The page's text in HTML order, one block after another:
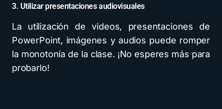
3. Utilizar presentaciones audiovisuales
La utilización de videos, presentaciones de
PowerPoint, imágenes y audios puede romper
la monotonía de la clase. ¡No esperes más para
probarlo!